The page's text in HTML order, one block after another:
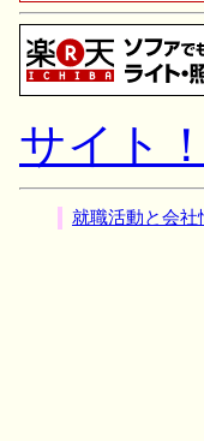
サイト
就職活動と会社